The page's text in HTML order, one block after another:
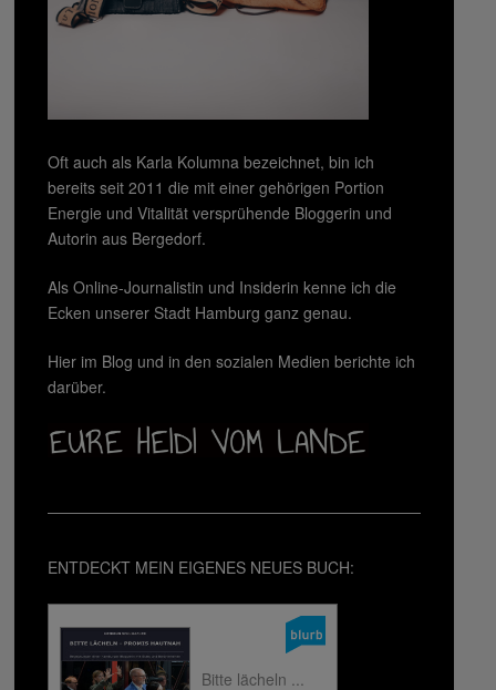
Oft auch als Karla Kolumna bezeichnet, bin ich
bereits seit 2011 die mit einer gehörigen Portion
Energie und Vitalität versprühende Bloggerin und
Autorin aus Bergedorf.
Als Online-Journalistin und Insiderin kenne ich die
Ecken unserer Stadt Hamburg ganz genau.
Hier im Blog und in den sozialen Medien berichte ich
darüber.
ENTDECKT MEIN EIGENES NEUES BUCH:
Bitte lächeln ...